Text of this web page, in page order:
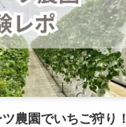
農園でいちご狩り！